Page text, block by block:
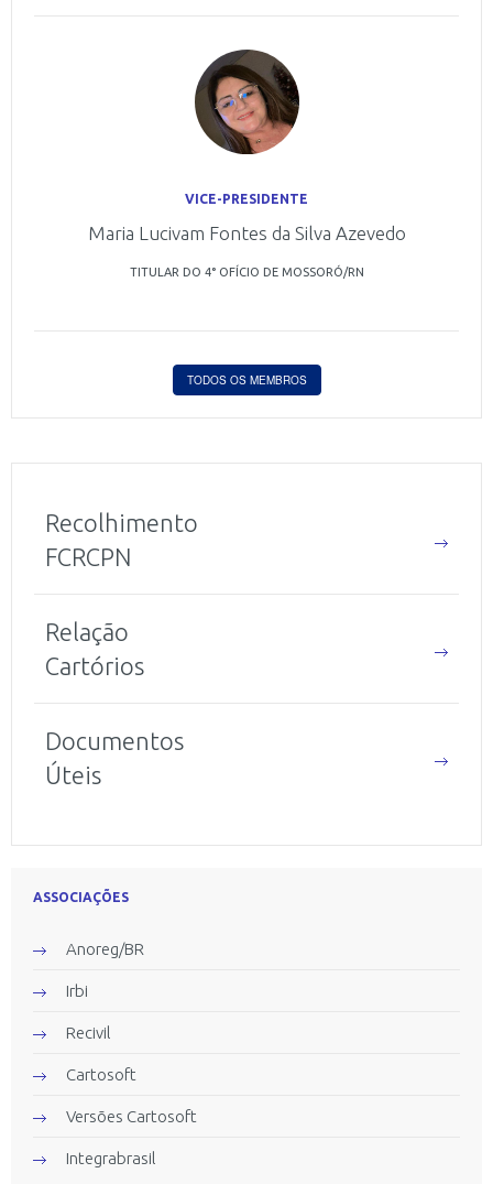
VICE-PRESIDENTE
Maria Lucivam Fontes da Silva Azevedo
TITULAR DO 4° OFÍCIO DE MOSSORÓ/RN
TODOS OS MEMBROS
Recolhimento
FCRCPN
Relação
Cartórios
Documentos
Úteis
ASSOCIAÇÕES
Anoreg/BR
Irbi
Recivil
Cartosoft
Versões Cartosoft
Integrabrasil